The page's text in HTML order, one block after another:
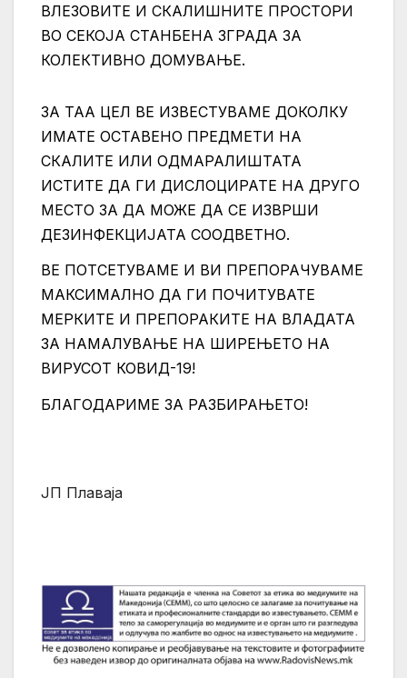
ВЛЕЗОВИТЕ И СКАЛИШНИТЕ ПРОСТОРИ
ВО СЕКОЈА СТАНБЕНА ЗГРАДА ЗА
КОЛЕКТИВНО ДОМУВАЊЕ.
ЗА ТАА ЦЕЛ ВЕ ИЗВЕСТУВАМЕ ДОКОЛКУ
ИМАТЕ ОСТАВЕНО ПРЕДМЕТИ НА
СКАЛИТЕ ИЛИ ОДМАРАЛИШТАТА
ИСТИТЕ ДА ГИ ДИСЛОЦИРАТЕ НА ДРУГО
МЕСТО ЗА ДА МОЖЕ ДА СЕ ИЗВРШИ
ДЕЗИНФЕКЦИЈАТА СООДВЕТНО.
ВЕ ПОТСЕТУВАМЕ И ВИ ПРЕПОРАЧУВАМЕ
МАКСИМАЛНО ДА ГИ ПОЧИТУВАТЕ
МЕРКИТЕ И ПРЕПОРАКИТЕ НА ВЛАДАТА
ЗА НАМАЛУВАЊЕ НА ШИРЕЊЕТО НА
ВИРУСОТ КОВИД-19!
БЛАГОДАРИМЕ ЗА РАЗБИРАЊЕТО!
ЈП Плаваја